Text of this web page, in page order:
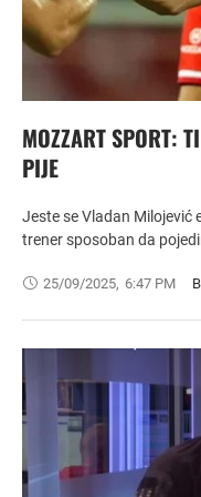
MOZZART SPORT:
PIJE
Jeste se Vladan
trener sposoban da
25/09/2025, 6:47 PM